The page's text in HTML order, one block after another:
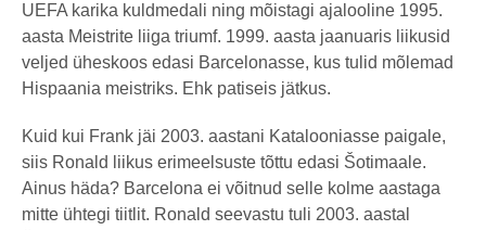
UEFA karika kuldmedali ning mõistagi ajalooline 1995.
aasta Meistrite liiga triumf. 1999. aasta jaanuaris liikusid
veljed üheskoos edasi Barcelonasse, kus tulid mõlemad
Hispaania meistriks. Ehk patiseis jätkus.
Kuid kui Frank jäi 2003. aastani Katalooniasse paigale,
siis Ronald liikus erimeelsuste tõttu edasi Šotimaale.
Ainus häda? Barcelona ei võitnud selle kolme aastaga
mitte ühtegi tiitlit. Ronald seevastu tuli 2003. aastal